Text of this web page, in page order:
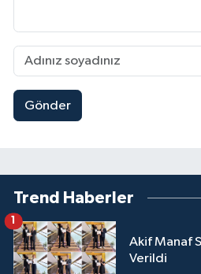
Gönder
Trend Haberler
Akif Manaf
Verildi
1